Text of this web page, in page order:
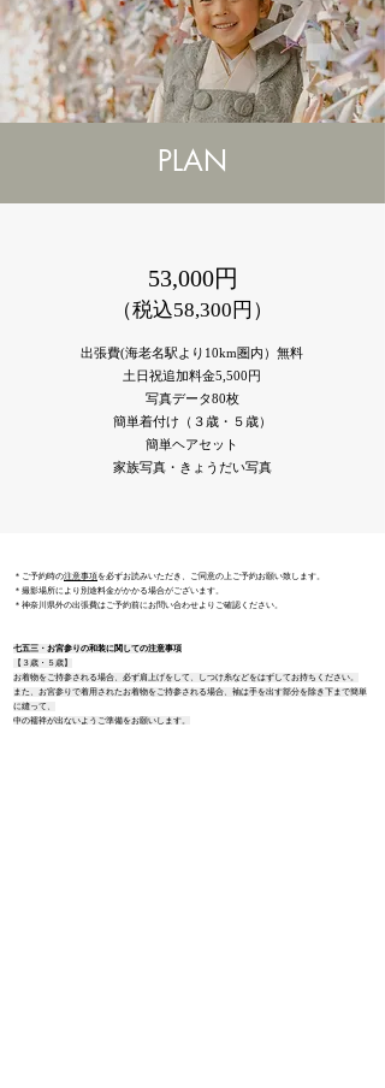
PLAN
53,000円
（税込58,300円）
出張費(海老名駅より10km圏内）無料
土日祝追加料金5,500円
写真データ80枚
簡単着付け（３歳・５歳）
​簡単ヘアセット
家族写真・きょうだい写真
＊ご予約時の注意事項 を必ずお読みいただき、ご同意の上ご予約お願い致します。
＊撮影場所により別途料金がかかる場合がございます。
＊神奈川県外の出張費はご予約前にお問い合わせよりご確認ください。
七五三・お宮参りの和装に関しての注意事項
【３歳・５歳】
お着物をご持参される場合、必ず肩上げをして、しつけ糸などをはずしてお持ちください。
また、お宮参りで着用されたお着物をご持参される場合、袖は手を出す部分を除き下まで簡単
に縫って、
中の襦袢が出ないようご準備をお願いします。